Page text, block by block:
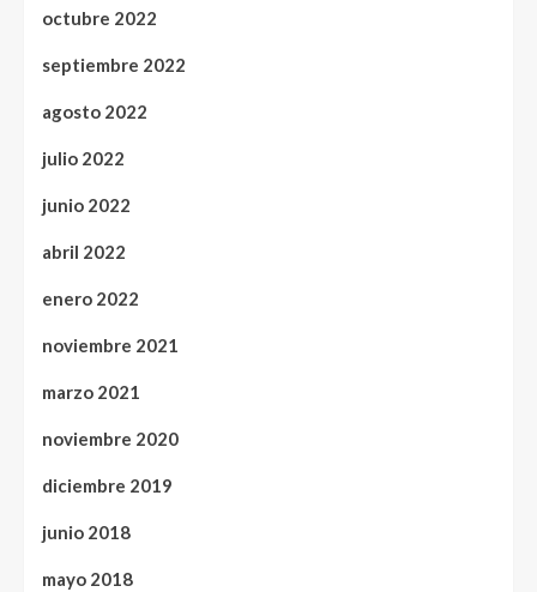
octubre 2022
septiembre 2022
agosto 2022
julio 2022
junio 2022
abril 2022
enero 2022
noviembre 2021
marzo 2021
noviembre 2020
diciembre 2019
junio 2018
mayo 2018